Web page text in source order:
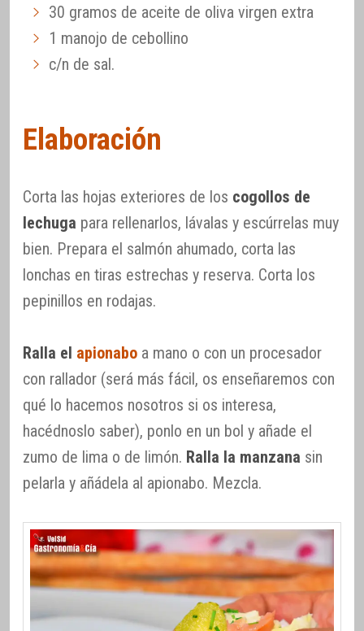
30 gramos de aceite de oliva virgen extra
1 manojo de cebollino
c/n de sal.
Elaboración
Corta las hojas exteriores de los cogollos de
lechuga para rellenarlos, lávalas y escúrrelas muy
bien. Prepara el salmón ahumado, corta las
lonchas en tiras estrechas y reserva. Corta los
pepinillos en rodajas.
Ralla el apionabo a mano o con un procesador
con rallador (será más fácil, os enseñaremos con
qué lo hacemos nosotros si os interesa,
hacédnoslo saber), ponlo en un bol y añade el
zumo de lima o de limón. Ralla la manzana sin
pelarla y añádela al apionabo. Mezcla.